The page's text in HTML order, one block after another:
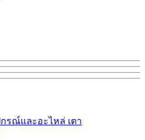
กรณ์และอะไหล่ เตา